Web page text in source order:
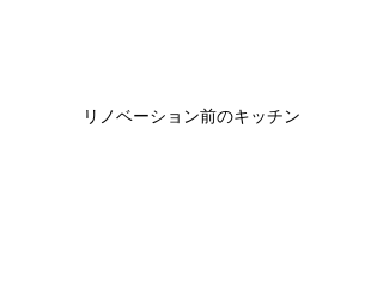
リノベーション前のキッチン